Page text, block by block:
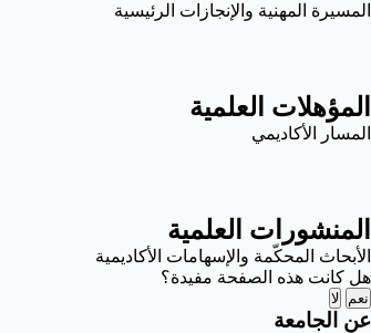
المسيرة المهنية والإنجازات الرئيسية
المؤهلات العلمية
المسار الأكاديمي
المنشورات العلمية
الأبحاث المحكّمة والإسهامات الأكاديمية
هل كانت هذه الصفحة مفيدة؟
نعم لا
عن الجامعة